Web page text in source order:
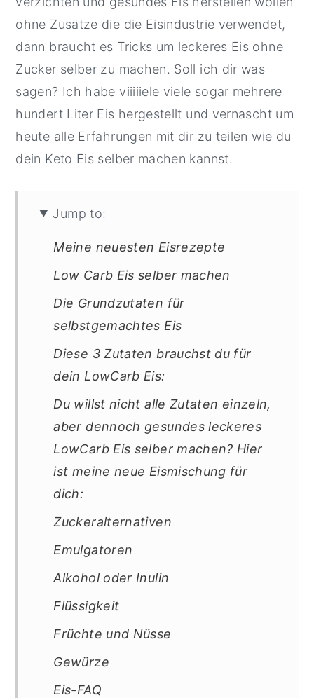
ohne Zusätze die die Eisindustrie verwendet,
dann braucht es Tricks um leckeres Eis ohne
Zucker selber zu machen. Soll ich dir was
sagen? Ich habe viiiiiele viele sogar mehrere
hundert Liter Eis hergestellt und vernascht um
heute alle Erfahrungen mit dir zu teilen wie du
dein Keto Eis selber machen kannst.
Jump to:
Meine neuesten Eisrezepte
Low Carb Eis selber machen
Die Grundzutaten für
selbstgemachtes Eis
Diese 3 Zutaten brauchst du für
dein LowCarb Eis:
Du willst nicht alle Zutaten einzeln,
aber dennoch gesundes leckeres
LowCarb Eis selber machen? Hier
ist meine neue Eismischung für
dich:
Zuckeralternativen
Emulgatoren
Alkohol oder Inulin
Flüssigkeit
Früchte und Nüsse
Gewürze
Eis-FAQ